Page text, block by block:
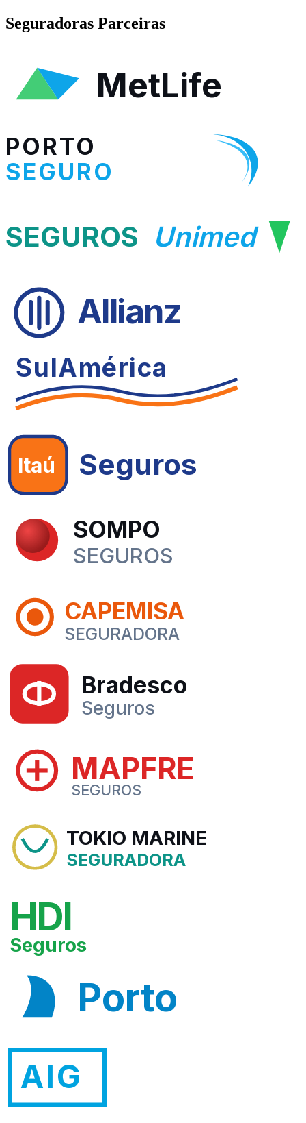
Seguradoras Parceiras
MetLife
PORTO
SEGURO
SEGUROS Unimed
Allianz
SulAmérica
Itaú Seguros
SOMPO
SEGUROS
CAPEMISA
SEGURADORA
Bradesco
Seguros
MAPFRE
SEGUROS
TOKIO MARINE
SEGURADORA
HDI
Seguros
Porto
AIG